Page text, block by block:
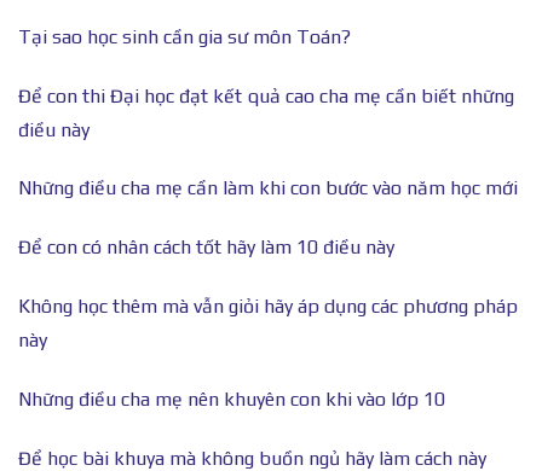
Tại sao học sinh cần gia sư môn Toán?
Để con thi Đại học đạt kết quả cao cha mẹ cần biết những
điều này
Những điều cha mẹ cần làm khi con bước vào năm học mới
Để con có nhân cách tốt hãy làm 10 điều này
Không học thêm mà vẫn giỏi hãy áp dụng các phương pháp
này
Những điều cha mẹ nên khuyên con khi vào lớp 10
Để học bài khuya mà không buồn ngủ hãy làm cách này